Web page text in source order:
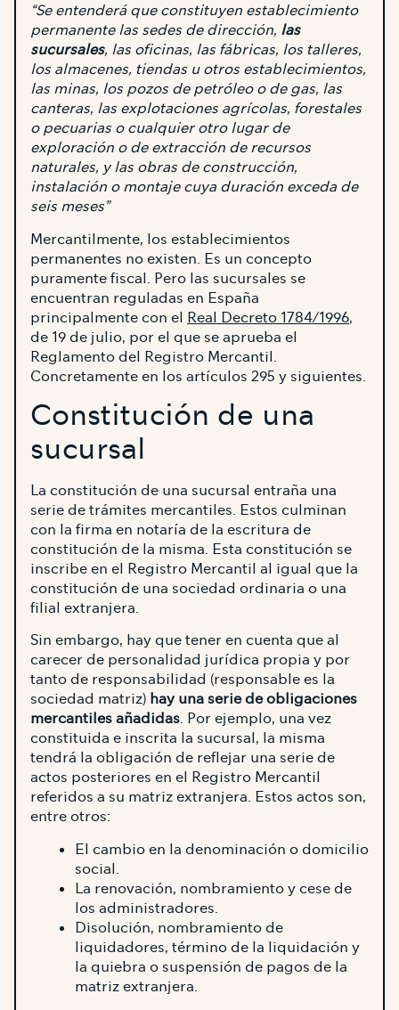
“Se entenderá que constituyen establecimiento
permanente las sedes de dirección, las
sucursales, las oficinas, las fábricas, los talleres,
los almacenes, tiendas u otros establecimientos,
las minas, los pozos de petróleo o de gas, las
canteras, las explotaciones agrícolas, forestales
o pecuarias o cualquier otro lugar de
exploración o de extracción de recursos
naturales, y las obras de construcción,
instalación o montaje cuya duración exceda de
seis meses”
Mercantilmente, los establecimientos
permanentes no existen. Es un concepto
puramente fiscal. Pero las sucursales se
encuentran reguladas en España
principalmente con el Real Decreto 1784/1996,
de 19 de julio, por el que se aprueba el
Reglamento del Registro Mercantil.
Concretamente en los artículos 295 y siguientes.
Constitución de una
sucursal
La constitución de una sucursal entraña una
serie de trámites mercantiles. Estos culminan
con la firma en notaría de la escritura de
constitución de la misma. Esta constitución se
inscribe en el Registro Mercantil al igual que la
constitución de una sociedad ordinaria o una
filial extranjera.
Sin embargo, hay que tener en cuenta que al
carecer de personalidad jurídica propia y por
tanto de responsabilidad (responsable es la
sociedad matriz) hay una serie de obligaciones
mercantiles añadidas. Por ejemplo, una vez
constituida e inscrita la sucursal, la misma
tendrá la obligación de reflejar una serie de
actos posteriores en el Registro Mercantil
referidos a su matriz extranjera. Estos actos son,
entre otros:
El cambio en la denominación o domicilio
social.
La renovación, nombramiento y cese de
los administradores.
Disolución, nombramiento de
liquidadores, término de la liquidación y
la quiebra o suspensión de pagos de la
matriz extranjera.